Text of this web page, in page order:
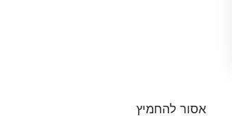
אסור להחמיץ